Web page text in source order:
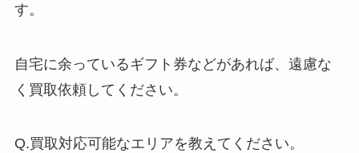
す。
自宅に余っているギフト券などがあれば、遠慮な
く買取依頼してください。
Q.買取対応可能なエリアを教えてください。